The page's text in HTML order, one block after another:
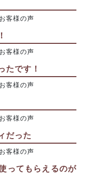
客様の声
客様の声
たです！
客様の声
客様の声
だった
客様の声
ってもらえるのが